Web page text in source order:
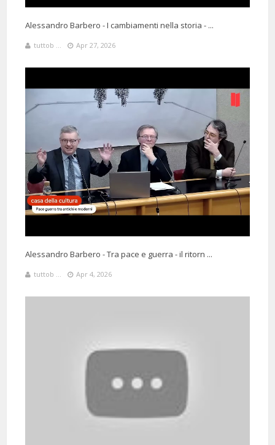
@JALKA887Said: 22 Days 4 Hours 33 Minutes ago
Fantastico professore.... Ogni volta rimango incantato ad ascoltarlo...
Grazie, Lei ha la capacità di rendere reali e vicini i personaggi della
le ore della giornata non sono abbastanza!
112 Days 19 Hours 5 Minutes ago
Che meraviglia la storia con lei professore! 😍
Alessandro Barbero - I cambiamenti nella storia - ...
tuttob ... Apr 27, 2026
Alessandro Barbero - Tra pace e guerra - il ritorn ...
tuttob ... Apr 4, 2026